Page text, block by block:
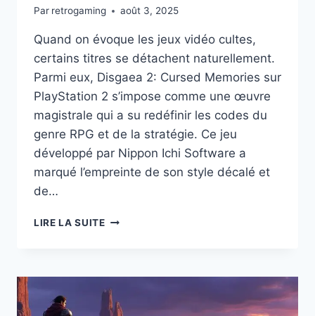
Par retrogaming août 3, 2025
Quand on évoque les jeux vidéo cultes,
certains titres se détachent naturellement.
Parmi eux, Disgaea 2: Cursed Memories sur
PlayStation 2 s’impose comme une œuvre
magistrale qui a su redéfinir les codes du
genre RPG et de la stratégie. Ce jeu
développé par Nippon Ichi Software a
marqué l’empreinte de son style décalé et
de…
LIRE LA SUITEDÉCOUVREZ
CURSED
MEMORIES
SUR